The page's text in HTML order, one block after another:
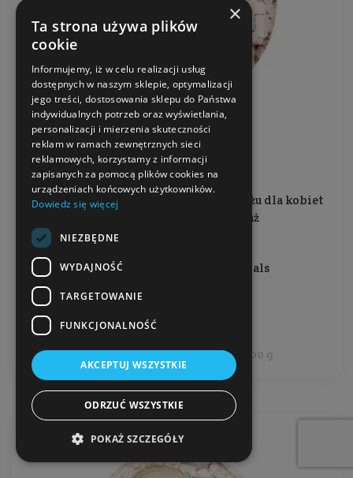
Róż mineralny Nude
Odcień przygaszonego, pudrowego różu dla kobiet
lubiących elegancki makijaż
Producent:
Annabelle Minerals
54,99 zł
Cena jednostkowa: 1 374,75 zł / 100 g
×
Ta strona używa plików
cookie
Informujemy, iż w celu realizacji usług
dostępnych w naszym sklepie, optymalizacji
jego treści, dostosowania sklepu do Państwa
indywidualnych potrzeb oraz wyświetlania,
personalizacji i mierzenia skuteczności
reklam w ramach zewnętrznych sieci
reklamowych, korzystamy z informacji
zapisanych za pomocą plików cookies na
urządzeniach końcowych użytkowników.
Dowiedz się więcej
NIEZBĘDNE
WYDAJNOŚĆ
TARGETOWANIE
FUNKCJONALNOŚĆ
AKCEPTUJ WSZYSTKIE
ODRZUĆ WSZYSTKIE
POKAŻ SZCZEGÓŁY